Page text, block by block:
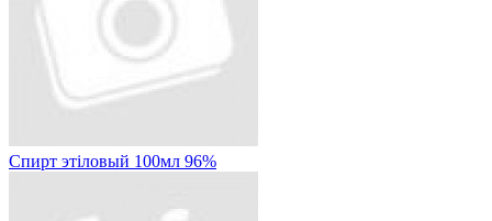
Спирт этіловый 100мл 96%